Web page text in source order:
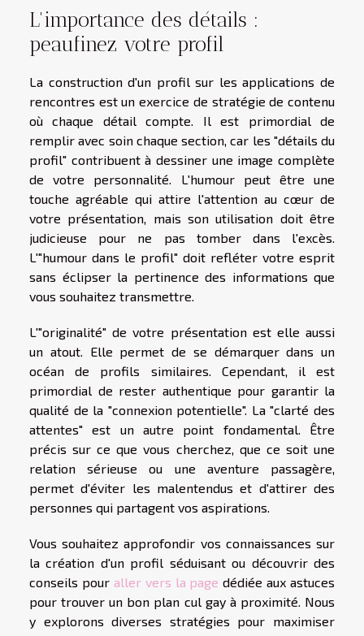
L'importance des détails :
peaufinez votre profil
La construction d'un profil sur les applications de
rencontres est un exercice de stratégie de contenu
où chaque détail compte. Il est primordial de
remplir avec soin chaque section, car les "détails du
profil" contribuent à dessiner une image complète
de votre personnalité. L'humour peut être une
touche agréable qui attire l'attention au cœur de
votre présentation, mais son utilisation doit être
judicieuse pour ne pas tomber dans l'excès.
L'"humour dans le profil" doit refléter votre esprit
sans éclipser la pertinence des informations que
vous souhaitez transmettre.
L'"originalité" de votre présentation est elle aussi
un atout. Elle permet de se démarquer dans un
océan de profils similaires. Cependant, il est
primordial de rester authentique pour garantir la
qualité de la "connexion potentielle". La "clarté des
attentes" est un autre point fondamental. Être
précis sur ce que vous cherchez, que ce soit une
relation sérieuse ou une aventure passagère,
permet d'éviter les malentendus et d'attirer des
personnes qui partagent vos aspirations.
Vous souhaitez approfondir vos connaissances sur
la création d'un profil séduisant ou découvrir des
conseils pour aller vers la page dédiée aux astuces
pour trouver un bon plan cul gay à proximité. Nous
y explorons diverses stratégies pour maximiser